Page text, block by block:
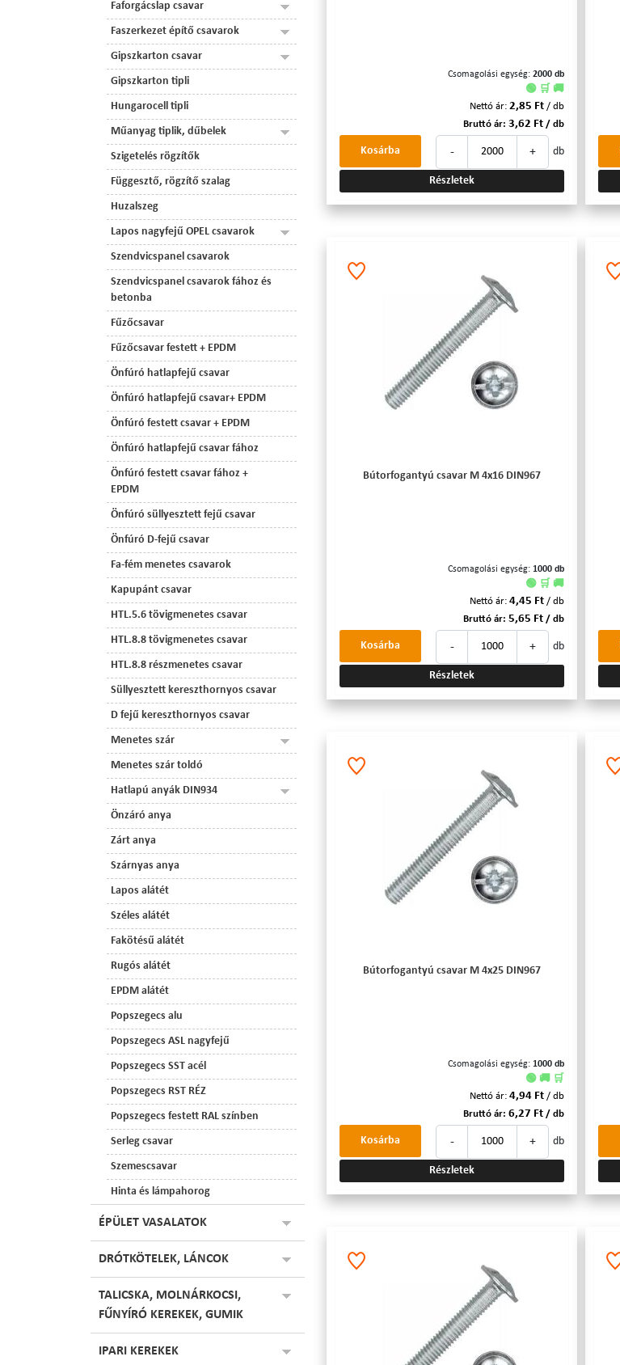
Faforgácslap csavar
Faszerkezet építő csavarok
Gipszkarton csavar
Gipszkarton tipli
Hungarocell tipli
Műanyag tiplik, dűbelek
Szigetelés rögzítők
Függesztő, rögzítő szalag
Huzalszeg
Lapos nagyfejű OPEL csavarok
Szendvicspanel csavarok
Szendvicspanel csavarok fához és
betonba
Fűzőcsavar
Fűzőcsavar festett + EPDM
Önfúró hatlapfejű csavar
Önfúró hatlapfejű csavar+ EPDM
Önfúró festett csavar + EPDM
Önfúró hatlapfejű csavar fához
Önfúró festett csavar fához +
EPDM
Önfúró süllyesztett fejű csavar
Önfúró D-fejű csavar
Fa-fém menetes csavarok
Kapupánt csavar
HTL.5.6 tövigmenetes csavar
HTL.8.8 tövigmenetes csavar
HTL.8.8 részmenetes csavar
Süllyesztett kereszthornyos csavar
D fejű kereszthornyos csavar
Menetes szár
Menetes szár toldó
Hatlapú anyák DIN934
Önzáró anya
Zárt anya
Szárnyas anya
Lapos alátét
Széles alátét
Fakötésű alátét
Rugós alátét
EPDM alátét
Popszegecs alu
Popszegecs ASL nagyfejű
Popszegecs SST acél
Popszegecs RST RÉZ
Popszegecs festett RAL színben
Serleg csavar
Szemescsavar
Hinta és lámpahorog
ÉPÜLET VASALATOK
DRÓTKÖTELEK, LÁNCOK
TALICSKA, MOLNÁRKOCSI,
FŰNYÍRÓ KEREKEK, GUMIK
IPARI KEREKEK
Csomagolási egység: 2000 db
🟢 🛒 🚚
Nettó ár: 2,85 Ft / db
Bruttó ár: 3,62 Ft / db
- + db
Kosárba
Részletek
Bútorfogantyú csavar M 4x16 DIN967
Csomagolási egység: 1000 db
🟢 🛒 🚚
Nettó ár: 4,45 Ft / db
Bruttó ár: 5,65 Ft / db
- + db
Kosárba
Részletek
Bútorfogantyú csavar M 4x25 DIN967
Csomagolási egység: 1000 db
🟢 🚚 🛒
Nettó ár: 4,94 Ft / db
Bruttó ár: 6,27 Ft / db
- + db
Kosárba
Részletek